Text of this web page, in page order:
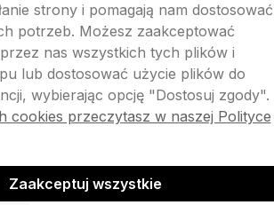
strony i pomagają nam dostosować
potrzeb. Możesz zaakceptować
nas wszystkich tych plików i
lub dostosować użycie plików do
wybierając opcję "Dostosuj zgody".
cookies przeczytasz w naszej Polityce
Zaakceptuj wszystkie